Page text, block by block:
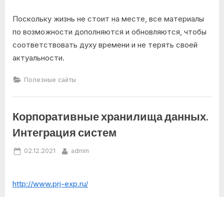
Поскольку жизнь не стоит на месте, все материалы
по возможности дополняются и обновляются, чтобы
соответствовать духу времени и не терять своей
актуальности.
Полезные сайты
Корпоративные хранилища данных.
Интеграция систем
Posted
02.12.2021 By
admin
http://www.prj-exp.ru/